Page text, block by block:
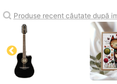
Produse recent căutate după